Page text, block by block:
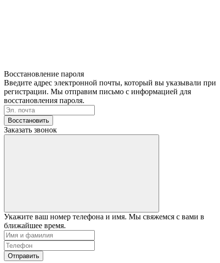
Восстановление пароля
Введите адрес электронной почты, который вы указывали при
регистрации. Мы отправим письмо с информацией для
восстановления пароля.
Восстановить
Заказать звонок
Укажите ваш номер телефона и имя. Мы свяжемся с вами в
ближайшее время.
Отправить